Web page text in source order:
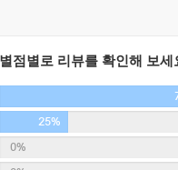
대의 시민으로서 우리가
’의 구도를 넘어서는 담론
, 최선의 선택은 무엇인가
서 디지털로의 전환은 무
한 매개변수를 설정하는 것
별점별로 리뷰를 확인해 보세
25%
0%